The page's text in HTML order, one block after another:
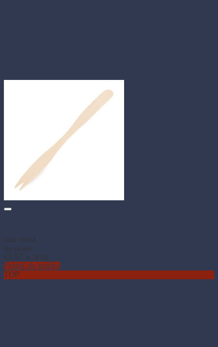
Kód: 66764
Na sklade
€3.97 (s DPH)
Pridať do košíka
TOP